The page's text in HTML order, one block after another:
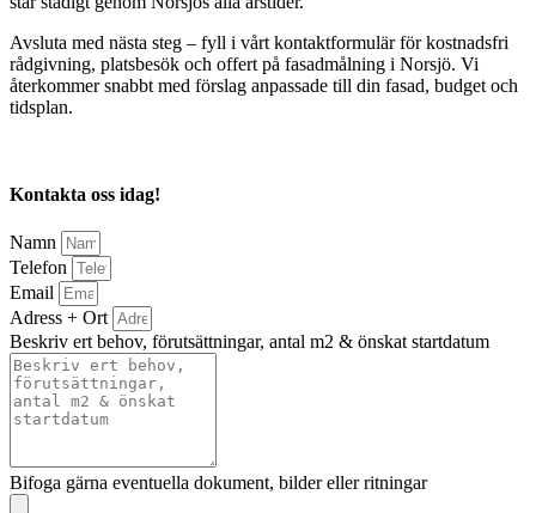
Avsluta med nästa steg – fyll i vårt kontaktformulär för kostnadsfri
rådgivning, platsbesök och offert på fasadmålning i Norsjö. Vi
återkommer snabbt med förslag anpassade till din fasad, budget och
tidsplan.
Kontakta oss idag!
Namn
Telefon
Email
Adress + Ort
Beskriv ert behov, förutsättningar, antal m2 & önskat startdatum
Bifoga gärna eventuella dokument, bilder eller ritningar